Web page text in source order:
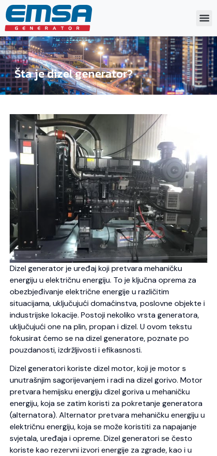
Šta je dizel generator?
Dizel generator je uređaj koji pretvara mehaničku
energiju u električnu energiju. To je ključna oprema za
obezbjeđivanje električne energije u različitim
situacijama, uključujući domaćinstva, poslovne objekte i
industrijske lokacije. Postoji nekoliko vrsta generatora,
uključujući one na plin, propan i dizel. U ovom tekstu
fokusirat ćemo se na dizel generatore, poznate po
pouzdanosti, izdržljivosti i efikasnosti.
Dizel generatori koriste dizel motor, koji je motor s
unutrašnjim sagorijevanjem i radi na dizel gorivo. Motor
pretvara hemijsku energiju dizel goriva u mehaničku
energiju, koja se zatim koristi za pokretanje generatora
(alternatora). Alternator pretvara mehaničku energiju u
električnu energiju, koja se može koristiti za napajanje
svjetala, uređaja i opreme. Dizel generatori se često
koriste kao rezervni izvori energije za zgrade, kao i u